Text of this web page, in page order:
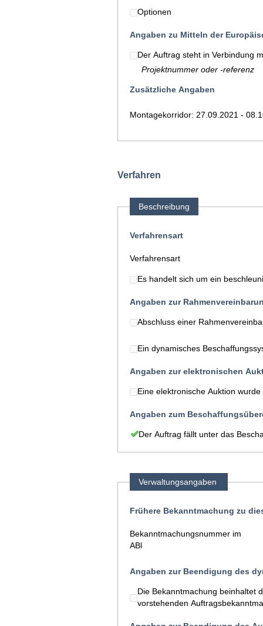
Optionen
Angaben zu Mitteln der
Der Auftrag steht in Verbindung
Projektnummer oder -referenz
Zusätzliche Angaben
Montagekorridor: 27.09.2021 -
Verfahren
Beschreibung
Verfahrensart
Verfahrensart
Es handelt sich um ein
Angaben zur
Abschluss einer
Ein dynamisches
Angaben zur elektronischen
Eine elektronische Auktion
Angaben zum
Der Auftrag fällt unter das
Verwaltungsangaben
Frühere Bekanntmachung zu
Bekanntmachungsnummer im
ABl
Angaben zur Beendigung des
Die Bekanntmachung beinhaltet
vorstehenden